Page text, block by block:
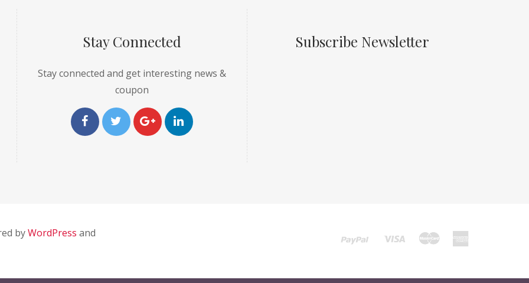
Stay Connected
Stay connected and get interesting news &
coupon
Subscribe Newsletter
byWordPress and